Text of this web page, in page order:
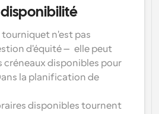
avec des appels
par l'IA
les dernières nouvelles et mises à
en quelques minutes
dynamique
des réunions avec plusieurs
n'est pas
d'équité — elle peut
créneaux disponibles pour
la planification de
disponibles tournent